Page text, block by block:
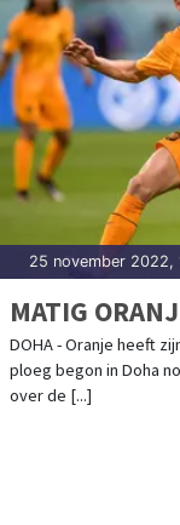
25 november 2022,
MATIG
DOHA - Oranje heeft
ploeg begon in Doha
over de [...]